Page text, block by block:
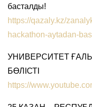
басталды!
https://qazaly.kz/
hackathon-aytadan-
УНИВЕРСИТЕТ
БӨЛІСТІ
https://